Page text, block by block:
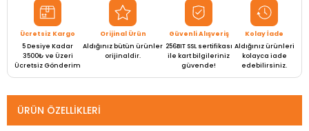
Ücretsiz Kargo
5 Desiye Kadar
3500₺ ve Üzeri
Ücretsiz Gönderim
Orijinal Ürün
Aldığınız bütün ürünler
orijinaldir.
Güvenli Alışveriş
256BIT SSL sertifikası
ile kart bilgileriniz
güvende!
Kolay İade
Aldığınız ürünleri
kolayca iade
edebilirsiniz.
ÜRÜN ÖZELLIKLERI